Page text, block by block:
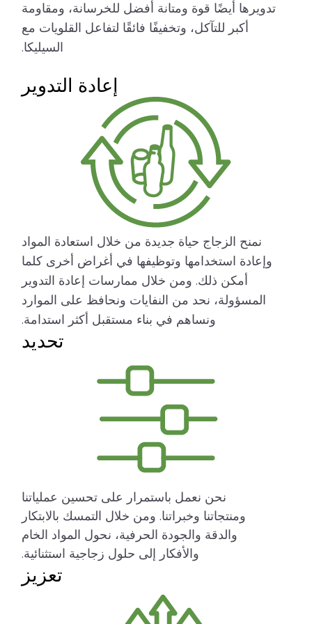
تدويرها أيضًا قوة ومتانة أفضل للخرسانة، ومقاومة
أكبر للتآكل، وتخفيفًا فائقًا لتفاعل القلويات مع
السيليكا.
إعادة التدوير
نمنح الزجاج حياة جديدة من خلال استعادة المواد
وإعادة استخدامها وتوظيفها في أغراض أخرى كلما
أمكن ذلك. ومن خلال ممارسات إعادة التدوير
المسؤولة، نحد من النفايات ونحافظ على الموارد
ونساهم في بناء مستقبل أكثر استدامة.
تحديد
نحن نعمل باستمرار على تحسين عملياتنا
ومنتجاتنا وخبراتنا. ومن خلال التمسك بالابتكار
والدقة والجودة الحرفية، نحول المواد الخام
والأفكار إلى حلول زجاجية استثنائية.
تعزيز